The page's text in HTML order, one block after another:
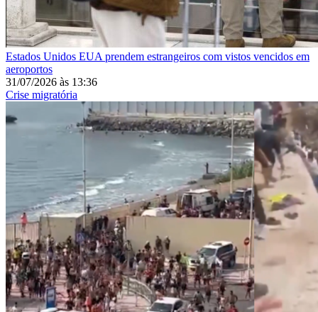
Estados Unidos EUA prendem estrangeiros com vistos vencidos em
aeroportos
31/07/2026 às 13:36
Crise migratória